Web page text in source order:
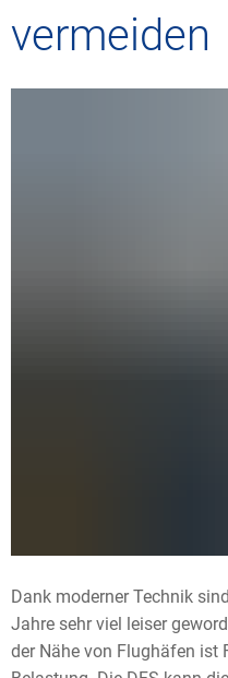
vermeiden
Dank moderner Technik
Jahre sehr viel leiser
der Nähe von Flughäfen ist